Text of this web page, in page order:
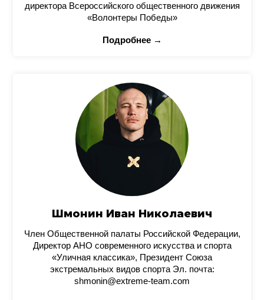
директора Всероссийского общественного движения
«Волонтеры Победы»
Подробнее →
Шмонин Иван Николаевич
Член Общественной палаты Российской Федерации,
Директор АНО современного искусства и спорта
«Уличная классика», Президент Союза
экстремальных видов спорта Эл. почта:
shmonin@extreme-team.com